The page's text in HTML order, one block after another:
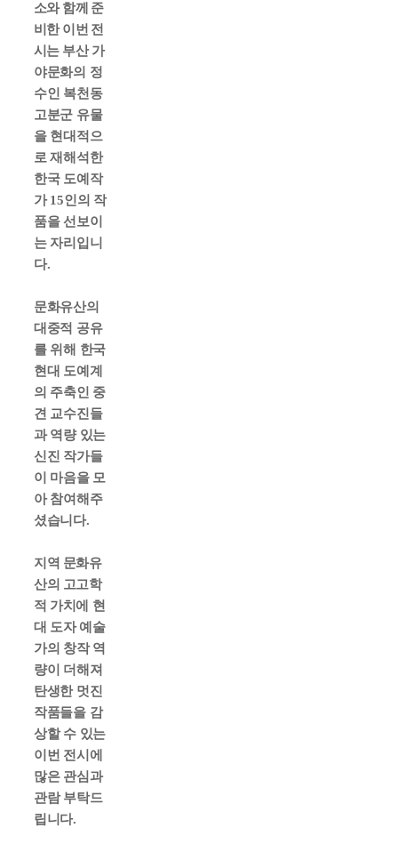
소와 함께 준
비한 이번 전
시는 부산 가
야문화의 정
수인 복천동
고분군 유물
을 현대적으
로 재해석한
한국 도예작
가15인의 작
품을 선보이
는 자리입니
다.
문화유산의
대중적 공유
를 위해 한국
현대 도예계
의 주축인 중
견 교수진들
과 역량 있는
신진 작가들
이 마음을 모
아 참여해주
셨습니다.
지역 문화유
산의 고고학
적 가치에 현
대 도자 예술
가의 창작 역
량이 더해져
탄생한 멋진
작품들을 감
상할 수 있는
이번 전시에
많은 관심과
관람 부탁드
립니다.